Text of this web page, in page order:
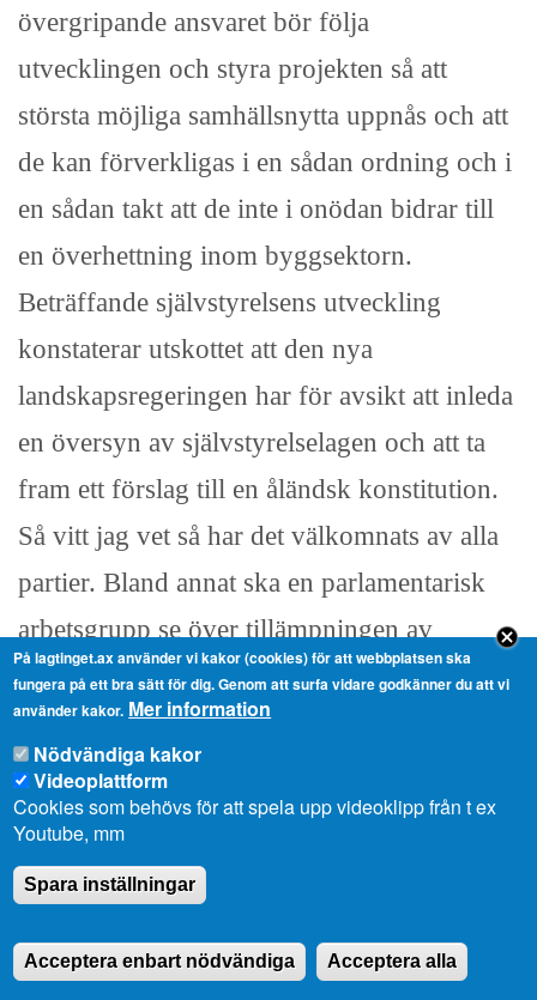
övergripande ansvaret bör följa
utvecklingen och styra projekten så att
största möjliga samhällsnytta uppnås och att
de kan förverkligas i en sådan ordning och i
en sådan takt att de inte i onödan bidrar till
en överhettning inom byggsektorn.
Beträffande självstyrelsens utveckling
konstaterar utskottet att den nya
landskapsregeringen har för avsikt att inleda
en översyn av självstyrelselagen och att ta
fram ett förslag till en åländsk konstitution.
Så vitt jag vet så har det välkomnats av alla
partier. Bland annat ska en parlamentarisk
arbetsgrupp se över tillämpningen av
näringsrätts- och
jordförvärvsbestämmelserna samt
hembygdsrätten. Utskottet anser att det är
ytterst viktigt att svenska språkets ställning
stärks och att de åtgärdsförslag, bland annat
tillsättandet av ett språkråd verkställs med
högsta prioritet.
På lagtinget.ax använder vi kakor (cookies) för att webbplatsen ska
fungera på ett bra sätt för dig. Genom att surfa vidare godkänner du att vi
använder kakor. Mer information
Nödvändiga kakor
Videoplattform
Cookies som behövs för att spela upp videoklipp från t ex
Youtube, mm
Spara inställningar
Acceptera enbart nödvändiga Acceptera alla